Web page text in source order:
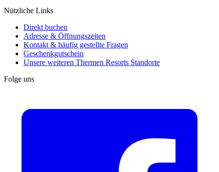
Nützliche Links
Direkt buchen
Adresse & Öffnungszeiten
Kontakt & häufig gestellte Fragen
Geschenkgutschein
Unsere weiteren Thermen Resorts Standorte
Folge uns